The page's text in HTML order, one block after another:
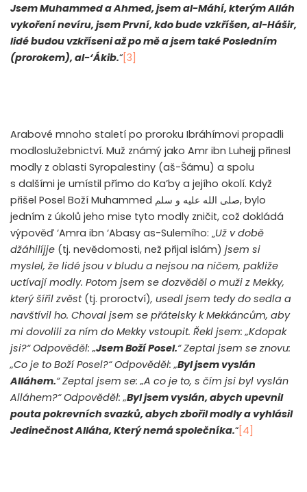
Jsem Muhammed a Ahmed, jsem al-Máhí, kterým Alláh
vykoření nevíru, jsem První, kdo bude vzkříšen, al-Hášir,
lidé budou vzkříseni až po mě a jsem také Posledním
(prorokem), al-‘Ákib.“[3]
Arabové mnoho staletí po proroku Ibráhímovi propadli
modloslužebnictví. Muž známý jako Amr ibn Luhejj přinesl
modly z oblasti Syropalestiny (aš-Šámu) a spolu
s dalšími je umístil přímo do Ka’by a jejího okolí. Když
přišel Posel Boží Muhammed صلى الله عليه و سلم, bylo
jedním z úkolů jeho mise tyto modly zničit, což dokládá
výpověď ‘Amra ibn ‘Abasy as-Sulemího: „Už v době
džáhilíjje (tj. nevědomosti, než přijal islám) jsem si
myslel, že lidé jsou v bludu a nejsou na ničem, pakliže
uctívají modly. Potom jsem se dozvěděl o muži z Mekky,
který šířil zvěst (tj. proroctví), usedl jsem tedy do sedla a
navštívil ho. Choval jsem se přátelsky k Mekkáncům, aby
mi dovolili za ním do Mekky vstoupit. Řekl jsem: „Kdopak
jsi?“ Odpověděl: „Jsem Boží Posel.“ Zeptal jsem se znovu:
„Co je to Boží Posel?“ Odpověděl: „Byl jsem vyslán
Alláhem.“ Zeptal jsem se: „A co je to, s čím jsi byl vyslán
Alláhem?“ Odpověděl: „Byl jsem vyslán, abych upevnil
pouta pokrevních svazků, abych zbořil modly a vyhlásil
Jedinečnost Alláha, Který nemá společníka.“[4]